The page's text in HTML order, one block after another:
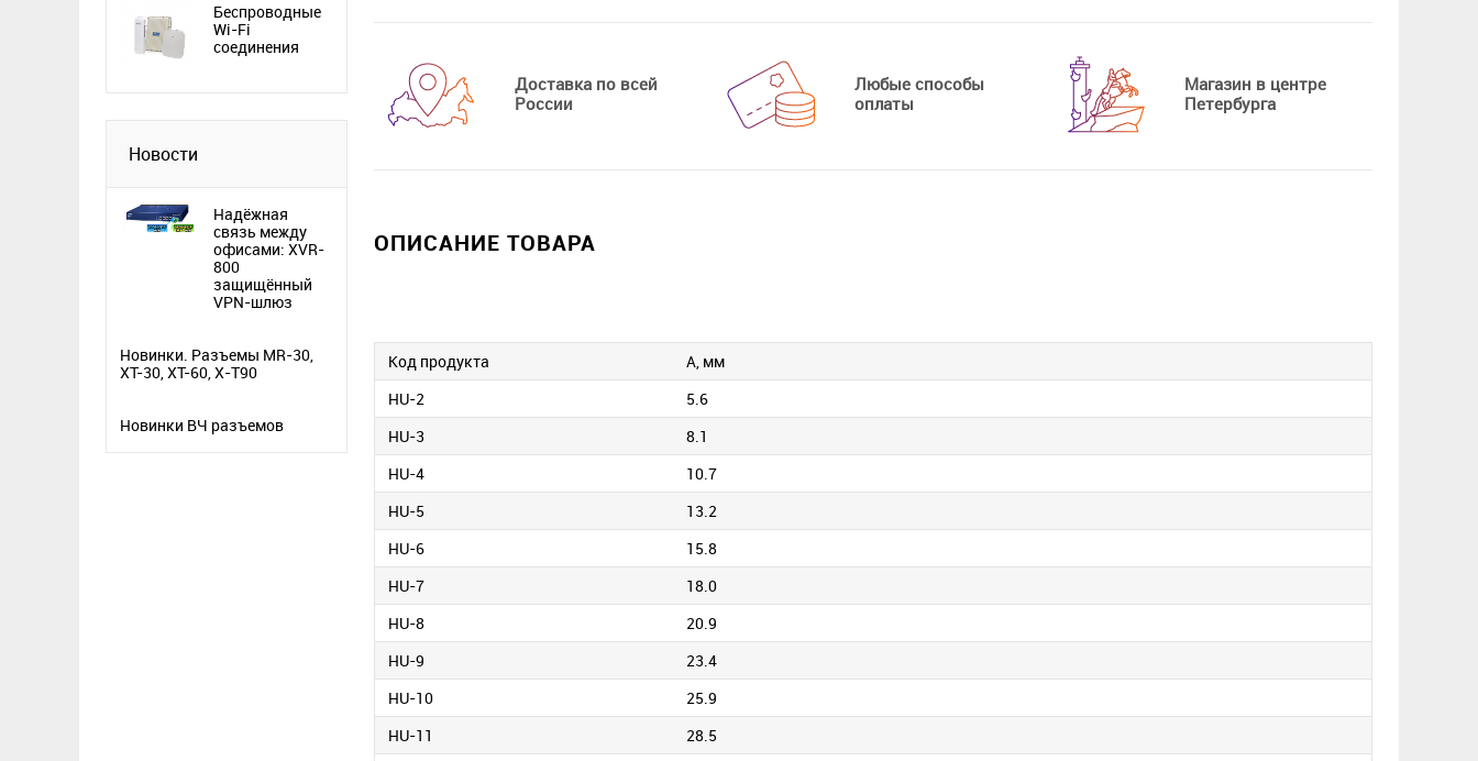
Беспроводные
Wi-Fi
соединения
Новости
Надёжная
связь между
офисами: XVR-
800
защищённый
VPN-шлюз
Новинки. Разъемы MR-30,
XT-30, XT-60, X-T90
Новинки ВЧ разъемов
Доставка по всей
России
Любые способы
оплаты
Магазин в центре
Петербурга
ОПИСАНИЕ ТОВАРА
Код продукта
А, мм
HU-2
5.6
HU-3
8.1
HU-4
10.7
HU-5
13.2
HU-6
15.8
HU-7
18.0
HU-8
20.9
HU-9
23.4
HU-10
25.9
HU-11
28.5